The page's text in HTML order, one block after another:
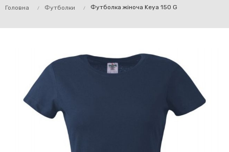
Головна Футболки Футболка жіноча Keya 150 G